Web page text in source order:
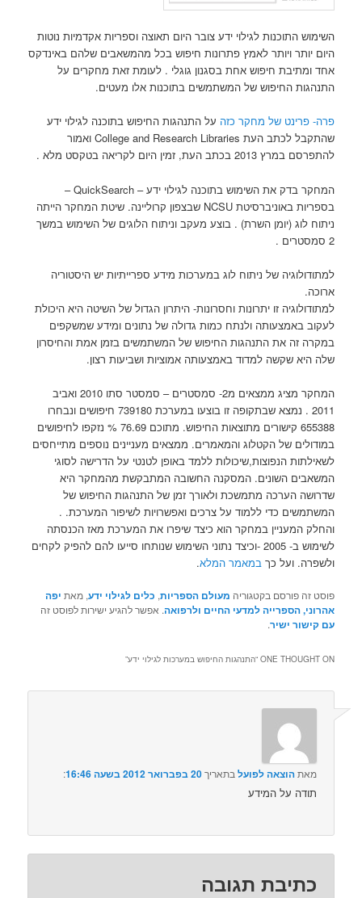
השימוש התוכנות לגילוי ידע צובר היום תאוצה וספריות אקדמיות נוטות
היום יותר ויותר לאמץ פתרונות חיפוש בכל מהמשאבים שלהם באינדקס
אחד ומתיבת חיפוש אחת בסגנון גוגלי . לעומת זאת מחקרים על
התנהגות החיפוש של המשתמשים בתוכנות אלו מעטים.
פרה- פרינט של מחקר כזה על התנהגות החיפוש בתוכנה לגילוי ידע
שהתקבל לכתב העת College and Research Libraries ואמור
להתפרסם במרץ 2013 בכתב העת, זמין היום לקריאה בטקסט מלא .
המחקר בדק את השימוש בתוכנה לגילוי ידע – QuickSearch –
בספריות באוניברסיטת NCSU שבצפון קרוליינה. שיטת המחקר הייתה
ניתוח לוג (יומן השרת) . בוצע מעקב וניתוח הלוגים של השימוש במשך
2 סמסטרים .
למתודולוגיה של ניתוח לוג במערכות מידע ספרייתיות יש היסטוריה
ארוכה.
למתודולוגיה זו יתרונות וחסרונות- היתרון הגדול של השיטה היא היכולת
לעקוב באמצעותה ולנתח כמות גדולה של נתונים ומידע שמשקפים
במקרה זה את התנהגות החיפוש של המשתמשים בזמן אמת והחיסרון
שלה היא שקשה למדוד באמצעותה אמוציות ושביעות רצון.
המחקר מציג ממצאים מ2- סמסטרים – סמסטר סתו 2010 ואביב
2011 . נמצא שבתקופה זו בוצעו במערכת 739180 חיפושים ונבחרו
655388 קישורים מתוצאות החיפוש. מתוכם 76.69 % נזקפו לחיפושים
במודולים של הקטלוג והמאמרים. ממצאים מעניינים נוספים מתייחסים
לשאילתות הנפוצות,שיכולות ללמד באופן לטנטי על הדרישה לסוגי
המשאבים השונים. המסקנה החשובה המתבקשת מהמחקר היא
שדרושה הערכה מתמשכת ולאורך זמן של התנהגות החיפוש של
המשתמשים כדי ללמוד על צרכים ואפשרויות לשיפור המערכת. .
והחלק המעניין במחקר הוא כיצד שיפרו את המערכת מאז הכנסתה
לשימוש ב- 2005 -וכיצד נתוני השימוש שנותחו סייעו להם להפיק לקחים
ולשפרה. ועל כךבמאמר המלא.
פוסט זה פורסם בקטגוריה מעולם הספריות, כלים לגילוי ידע, מאת יפה
אהרוני, הספרייה למדעי החיים ולרפואה. אפשר להגיע ישירות לפוסט זה
עם קישור ישיר.
ONE THOUGHT ON “ התנהגות החיפוש במערכות לגילוי ידע”
מאתהוצאה לפועל בתאריך20 בפברואר 2012 בשעה 16:46 :‏
תודה על המידע
כתיבת תגובה